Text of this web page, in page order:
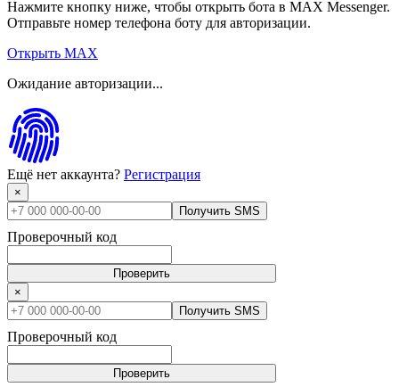
Нажмите кнопку ниже, чтобы открыть бота в MAX Messenger.
Отправьте номер телефона боту для авторизации.
Открыть MAX
Ожидание авторизации...
Ещё нет аккаунта? Регистрация
×
Получить SMS
Проверочный код
Проверить
×
Получить SMS
Проверочный код
Проверить